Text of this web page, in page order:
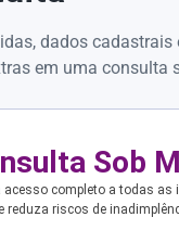
dados cadastrais
em uma consulta
Sob
acesso completo a todas as
reduza riscos de